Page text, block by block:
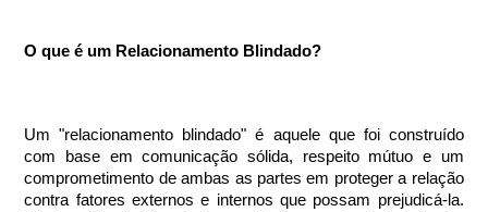
O que é um Relacionamento Blindado?
Um "relacionamento blindado" é aquele que foi construído
com base em comunicação sólida, respeito mútuo e um
comprometimento de ambas as partes em proteger a relação
contra fatores externos e internos que possam prejudicá-la.